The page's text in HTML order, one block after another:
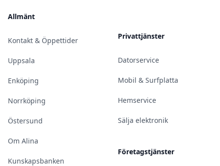
Allmänt
Kontakt & Öppettider
Uppsala
Enköping
Norrköping
Östersund
Om Alina
Kunskapsbanken
Privattjänster
Datorservice
Mobil & Surfplatta
Hemservice
Sälja elektronik
Företagstjänster